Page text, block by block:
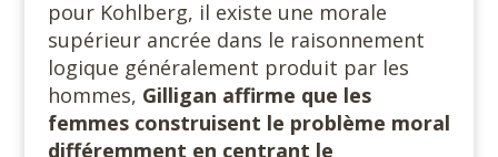
pour Kohlberg, il existe une morale
supérieur ancrée dans le raisonnement
logique généralement produit par les
hommes, Gilligan affirme que les
femmes construisent le problème moral
différemment en centrant le